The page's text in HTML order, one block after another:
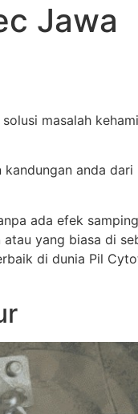
Jawa
masalah
anda dari
ada efek samping
yang biasa di
di dunia Pil